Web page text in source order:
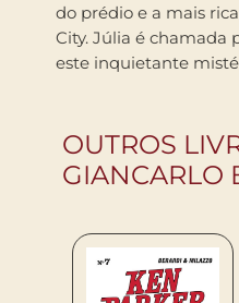
do prédio e a mais
City. Júlia é chamada
este inquietante
OUTROS
GIANCARLO